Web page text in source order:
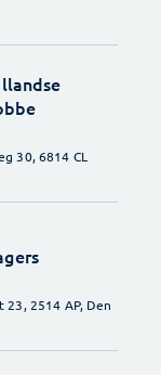
30, 6814 CL
23, 2514 AP, Den